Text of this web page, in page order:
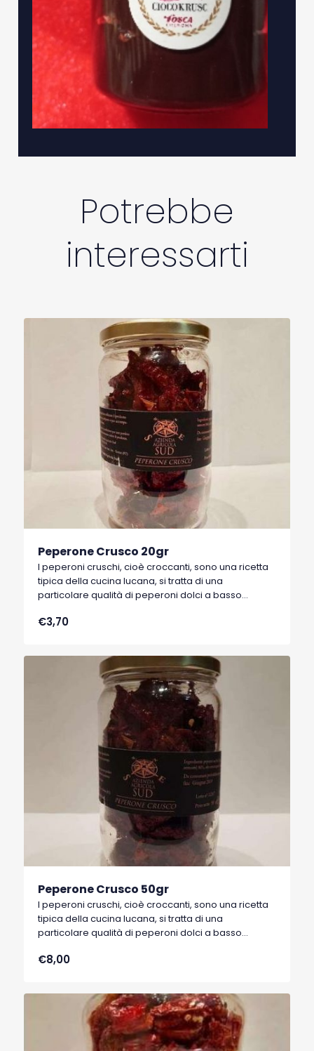
Potrebbe
interessarti
Peperone Crusco 20gr
I peperoni cruschi, cioè croccanti, sono una ricetta
tipica della cucina lucana, si tratta di una
particolare qualità di peperoni dolci a basso
Basilicata, che hanno ottenuto nel 1996 il marchio
€3,70
Peperone Crusco 50gr
I peperoni cruschi, cioè croccanti, sono una ricetta
tipica della cucina lucana, si tratta di una
particolare qualità di peperoni dolci a basso
Basilicata, che hanno ottenuto nel 1996 il marchio
€8,00